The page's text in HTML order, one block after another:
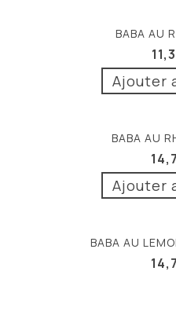
BABA AU
Ajouter
BABA AU
Ajouter
BABA AU